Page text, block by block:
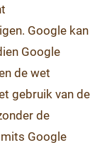
Google kan
Google
de wet
gebruik van de
de
Google